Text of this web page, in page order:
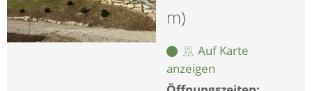
m)
Auf Karte
anzeigen